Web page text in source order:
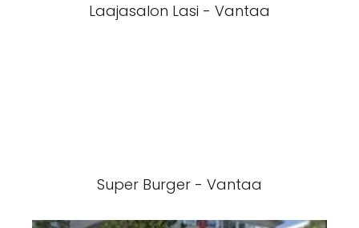
Laajasalon Lasi - Vantaa
Super Burger - Vantaa